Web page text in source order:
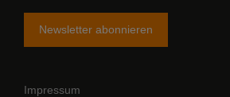
Newsletter abonnieren
Impressum